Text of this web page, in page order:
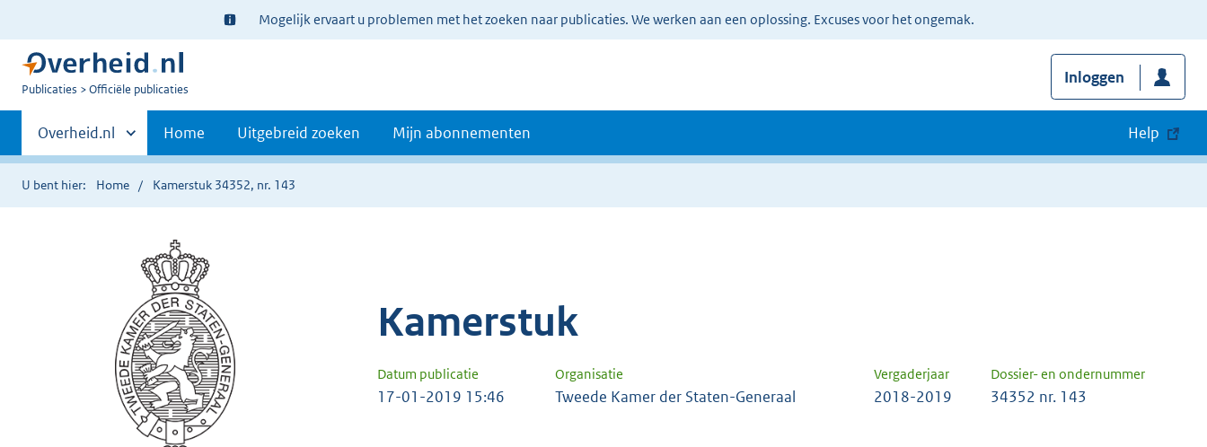
Ter
informatie:
Mogelijk ervaart u problemen met het zoeken naar publicaties. We werken aan een oplossing. Excuses voor het ongemak.
U
Publicaties Officiële publicaties
Inloggen
Primaire
navigatie
Andere
sites
binnen
Overheid.nl Home Uitgebreid zoeken Mijn abonnementen Help
U bent hier: Home Kamerstuk 34352, nr. 143
Kamerstuk
Datum publicatie Organisatie Vergaderjaar Dossier- en ondernummer
17-01-2019 15:46 Tweede Kamer der Staten-Generaal 2018-2019 34352 nr. 143